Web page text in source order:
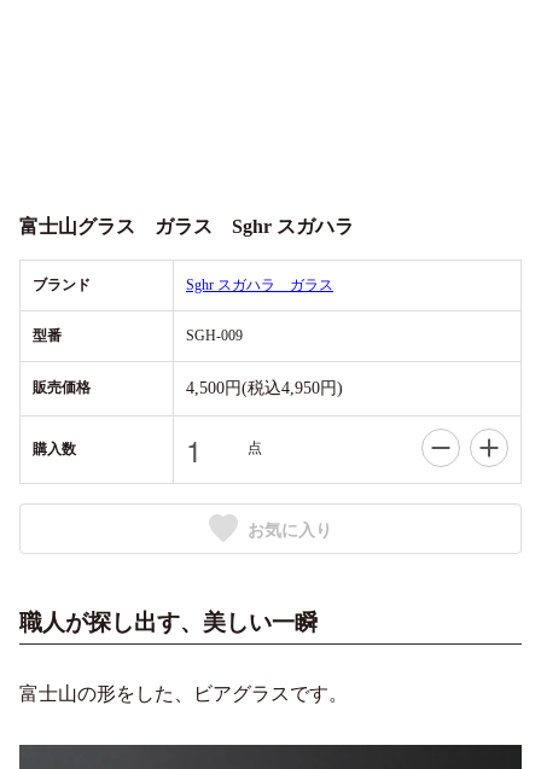
富士山グラス ガラス Sghr スガハラ
ブランド Sghr スガハラ ガラス
型番 SGH-009
販売価格 4,500円(税込4,950円)
購入数 点
お気に入り
職人が探し出す、美しい一瞬
富士山の形をした、ビアグラスです。